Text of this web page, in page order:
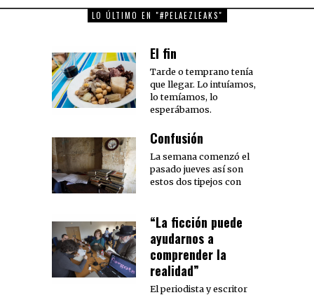
LO ÚLTIMO EN "#PELAEZLEAKS"
El fin
Tarde o temprano tenía
que llegar. Lo intuíamos,
lo temíamos, lo
esperábamos.
Confusión
La semana comenzó el
pasado jueves así son
estos dos tipejos con
“La ficción puede
ayudarnos a
comprender la
realidad”
El periodista y escritor